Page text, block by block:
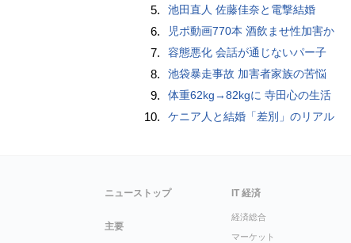
5. 池田直人 佐藤佳奈と電撃結婚
6. 児ポ動画770本 酒飲ませ性加害か
7. 容態悪化 会話が通じないパー子
8. 池袋暴走事故 加害者家族の苦悩
9. 体重62kg→82kgに 寺田心の生活
10. ケニア人と結婚「差別」のリアル
ニューストップ
主要
IT 経済
経済総合
マーケット